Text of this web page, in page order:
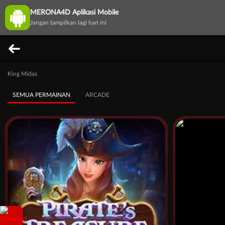
MERONA4D Aplikasi Mobile
Jangan tampilkan lagi hari ini
King Midas
SEMUA PERMAINAN ARCADE